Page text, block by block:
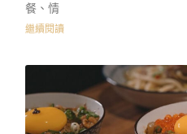
餐、情
繼續閱讀